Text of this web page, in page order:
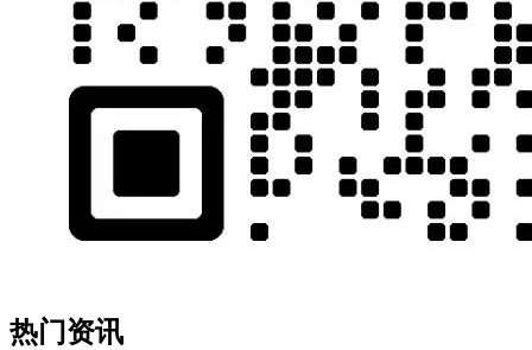
热门资讯